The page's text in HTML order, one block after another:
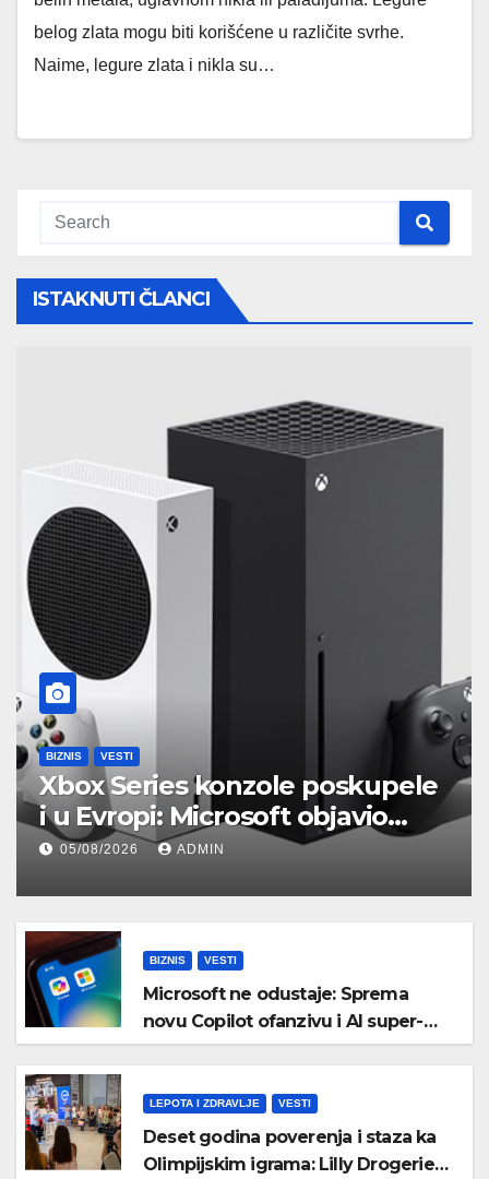
belog zlata mogu biti korišćene u različite svrhe.
Naime, legure zlata i nikla su…
ISTAKNUTI ČLANCI
BIZNIS VESTI
Xbox Series konzole poskupele
i u Evropi: Microsoft objavio
nove zvanične cene
05/08/2026 ADMIN
BIZNIS VESTI
Microsoft ne odustaje: Sprema
novu Copilot ofanzivu i AI super-
aplikaciju
LEPOTA I ZDRAVLJE VESTI
Deset godina poverenja i staza ka
Olimpijskim igrama: Lilly Drogerie